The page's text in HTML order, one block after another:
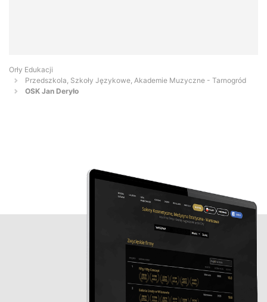
Orły Edukacji
Przedszkola, Szkoły Językowe, Akademie Muzyczne - Tarnogród
OSK Jan Deryło